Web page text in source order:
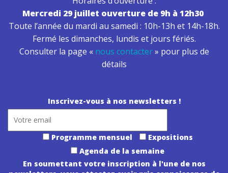
Mercredi 29 juillet ouverture de 9h à 12h30
Toute l’année du mardi au samedi : 10h-13h et 14h-18h.
Fermé les dimanches, lundis et jours fériés.
Consulter la page « nous contacter» pour plus de
détails
Inscrivez-vous à nos newsletters !
Programme mensuel
Expositions
Agenda de la semaine
En soumettant votre inscription à l'une de nos